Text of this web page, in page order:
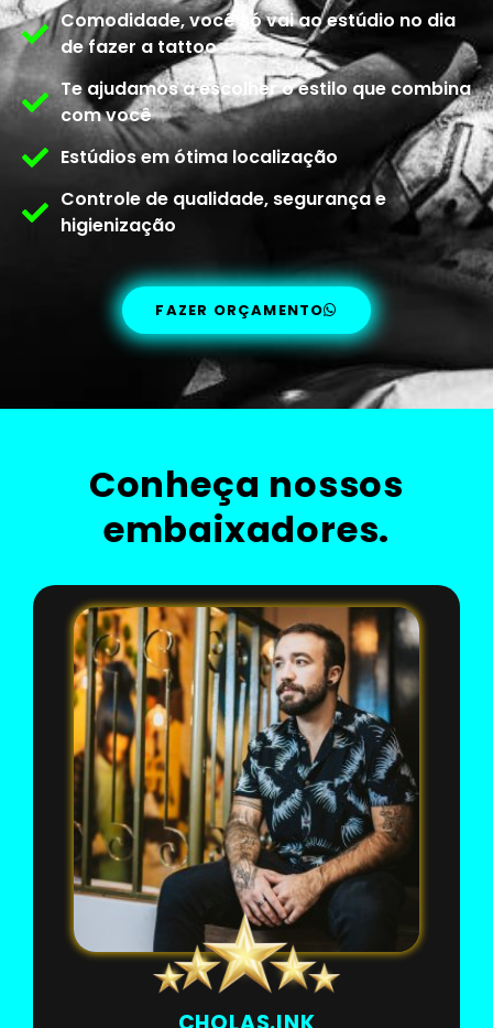
Comodidade, você só vai ao estúdio no dia
de fazer a tattoo
Te ajudamos a escolher o estilo que combina
com você
Estúdios em ótima localização
Controle de qualidade, segurança e
higienização
FAZER ORÇAMENTO
Conheça nossos
embaixadores.